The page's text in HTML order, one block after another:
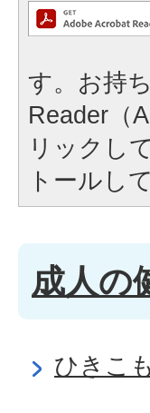
す。お持
Reader（
リックし
トールし
成人の
ひきこ